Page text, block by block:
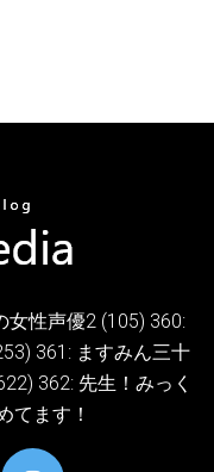
女性声優2 (105) 360:
361: ますみん三十
362: 先生！みっく
てます！